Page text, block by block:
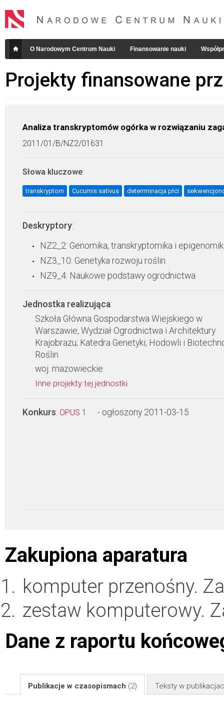
O Narodowym Centrum Nauki Finansowanie nauki
Projekty finansowane
Analiza transkryptomów ogórka w rozwiązaniu
2011/01/B/NZ2/01631
Słowa kluczowe:
transkryptom Cucumis sativus deterrminacja płci
Deskryptory:
NZ2_2: Genomika, transkryptomika i
NZ3_10: Genetyka rozwoju roślin
NZ9_4: Naukowe podstawy ogrodnictwa
Jednostka realizująca:
Szkoła Główna Gospodarstwa Wiejskiego w
Warszawie, Wydział Ogrodnictwa i Architektury
Krajobrazu; Katedra Genetyki, Hodowli i
Roślin
woj. mazowieckie
Inne projekty tej jednostki
Konkurs: OPUS 1 - ogłoszony 2011-03-15
Zakupiona aparatura
komputer przenośny.
zestaw komputerowy.
Dane z raportu
Publikacje w czasopismach (2) Teksty w